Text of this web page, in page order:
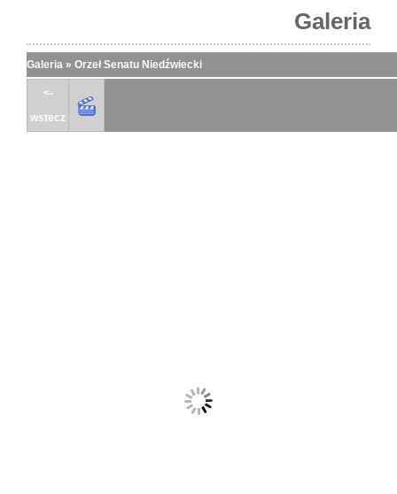
Galeria
Galeria » Orzeł Senatu Niedźwiecki
<-
wstecz